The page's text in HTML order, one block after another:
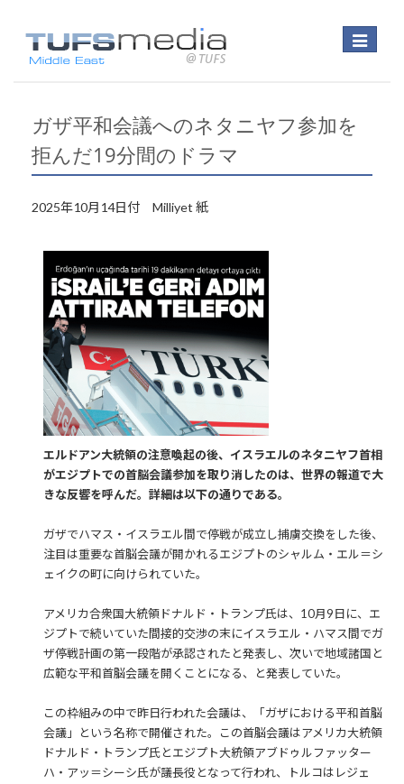
Toggle
ガザ平和会議へのネタニヤフ参加を
拒んだ19分間のドラマ
2025年10月14日付 Milliyet 紙
エルドアン大統領の注意喚起の後、イスラエルのネタニヤフ首相
がエジプトでの首脳会議参加を取り消したのは、世界の報道で大
きな反響を呼んだ。詳細は以下の通りである。
ガザでハマス・イスラエル間で停戦が成立し捕虜交換をした後、
注目は重要な首脳会議が開かれるエジプトのシャルム・エル＝シ
ェイクの町に向けられていた。
アメリカ合衆国大統領ドナルド・トランプ氏は、10月9日に、エ
ジプトで続いていた間接的交渉の末にイスラエル・ハマス間でガ
ザ停戦計画の第一段階が承認されたと発表し、次いで地域諸国と
広範な平和首脳会議を開くことになる、と発表していた。
この枠組みの中で昨日行われた会議は、「ガザにおける平和首脳
会議」という名称で開催された。この首脳会議はアメリカ大統領
ドナルド・トランプ氏とエジプト大統領アブドゥルファッター
ハ・アッ＝シーシ氏が議長役となって行われ、トルコはレジェ